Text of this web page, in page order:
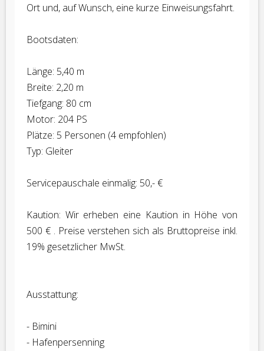
Ort und, auf Wunsch, eine kurze Einweisungsfahrt.
Bootsdaten:
Länge: 5,40 m
Breite: 2,20 m
Tiefgang: 80 cm
Motor: 204 PS
Plätze: 5 Personen (4 empfohlen)
Typ: Gleiter
Servicepauschale einmalig: 50,- €
Kaution: Wir erheben eine Kaution in Höhe von
500 € . Preise verstehen sich als Bruttopreise inkl.
19% gesetzlicher MwSt.
Ausstattung:
- Bimini
- Hafenpersenning